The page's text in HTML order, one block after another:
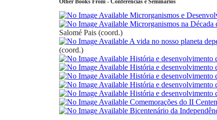
Other Books From - Conferências e Seminários
Microrganismos e
Microrganismos na
Salomé Pais (coord.)
A vida no nosso planeta
(coord.)
História e
História e
História e
História e
História e
Comemorações do II
Bicentenário da